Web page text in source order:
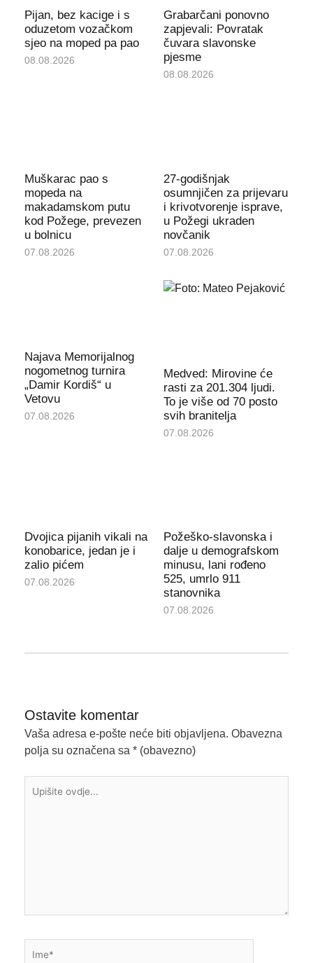
Pijan, bez kacige i s
oduzetom vozačkom
sjeo na moped pa pao
08.08.2026
Grabarčani ponovno
zapjevali: Povratak
čuvara slavonske
pjesme
08.08.2026
Muškarac pao s
mopeda na
makadamskom putu
kod Požege, prevezen
u bolnicu
07.08.2026
27-godišnjak
osumnjičen za prijevaru
i krivotvorenje isprave,
u Požegi ukraden
novčanik
07.08.2026
Najava Memorijalnog
nogometnog turnira
„Damir Kordiš“ u
Vetovu
07.08.2026
Medved: Mirovine će
rasti za 201.304 ljudi.
To je više od 70 posto
svih branitelja
07.08.2026
Dvojica pijanih vikali na
konobarice, jedan je i
zalio pićem
07.08.2026
Požeško-slavonska i
dalje u demografskom
minusu, lani rođeno
525, umrlo 911
stanovnika
07.08.2026
Ostavite komentar
Vaša adresa e-pošte neće biti objavljena. Obavezna
polja su označena sa * (obavezno)
ovdje...